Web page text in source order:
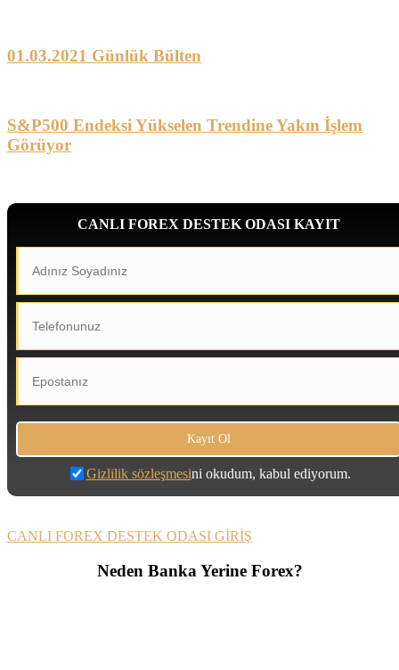
01.03.2021 Günlük Bülten
S&P500 Endeksi Yükselen Trendine Yakın İşlem
Görüyor
CANLI FOREX DESTEK ODASI KAYIT
Gizlilik sözleşmesini okudum, kabul ediyorum.
CANLI FOREX DESTEK ODASI GİRİŞ
Neden Banka Yerine Forex?